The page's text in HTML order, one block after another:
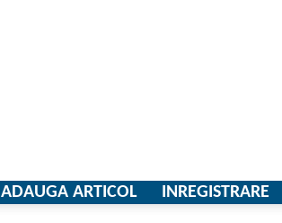
ADAUGA ARTICOL INREGISTRARE